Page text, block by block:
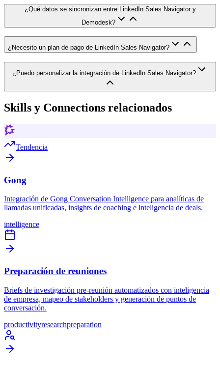
¿Qué datos se sincronizan entre LinkedIn Sales Navigator y
Demodesk?
¿Necesito un plan de pago de LinkedIn Sales Navigator?
¿Puedo personalizar la integración de LinkedIn Sales Navigator?
Skills y Connections relacionados
Tendencia
Gong
Integración de Gong Conversation Intelligence para analíticas de
llamadas unificadas, insights de coaching e inteligencia de deals.
intelligence
Preparación de reuniones
Briefs de investigación pre-reunión automatizados con inteligencia
de empresa, mapeo de stakeholders y generación de puntos de
conversación.
productivityresearchpreparation